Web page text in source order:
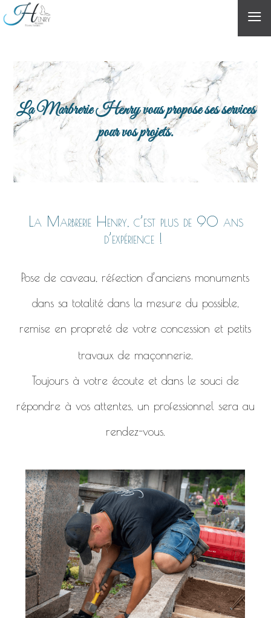
≡
La Marbrerie Henry vous propose ses services
pour vos projets.
La Marbrerie Henry, c’est plus de 90 ans
d’expérience !
Pose de caveau, réfection d’anciens monuments
dans sa totalité dans la mesure du possible,
remise en propreté de votre concession et petits
travaux de maçonnerie.
Toujours à votre écoute et dans le souci de
répondre à vos attentes, un professionnel sera au
rendez-vous.